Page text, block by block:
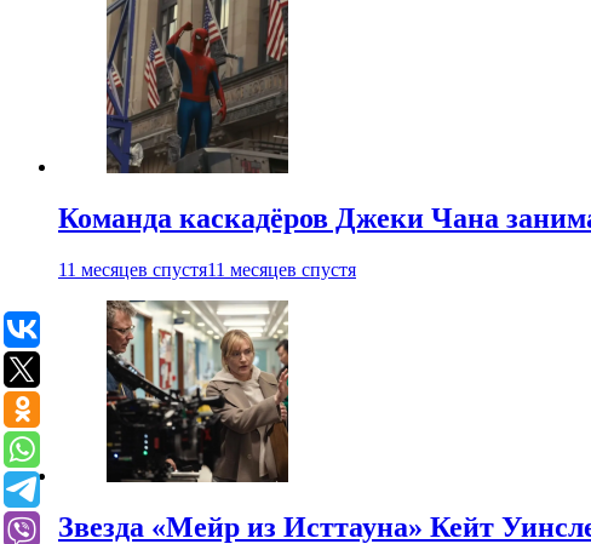
Команда каскадёров Джеки Чана
11 месяцев спустя11 месяцев спустя
Звезда «Мейр из Исттауна» Кейт